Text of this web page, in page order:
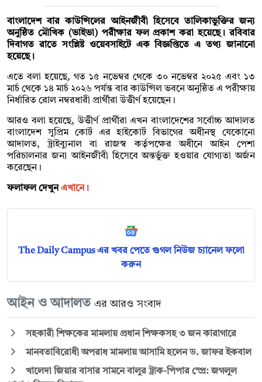
বাংলাদেশ বার কাউন্সিলের আইনজীবী হিসেবে তালিকাভুক্তির জন্য
অনুষ্ঠিত মৌখিক (ভাইভা) পরীক্ষার ফল প্রকাশ করা হয়েছে। রবিবার
দিবাগত রাতে সংশ্লিষ্ট ওয়েবসাইটে এক বিজ্ঞপ্তিতে এ তথ্য জানানো
হয়েছে।
এতে বলা হয়েছে, গত ১৫ নভেম্বর থেকে ৩০ নভেম্বর ২০২৫ এবং ১৩
মার্চ থেকে ১৪ মার্চ ২০২৬ পর্যন্ত বার কাউন্সিল ভবনে অনুষ্ঠিত এ পরীক্ষায়
নির্ধারিত রোল নম্বরধারী প্রার্থীরা উত্তীর্ণ হয়েছেন।
আরও বলা হয়েছে, উত্তীর্ণ প্রার্থীরা এখন বাংলাদেশের সর্বোচ্চ আদালত
বাংলাদেশ সুপ্রিম কোর্ট এর হাইকোর্ট বিভাগের অধীনস্থ যেকোনো
আদালত, ট্রাইব্যুনাল বা রাজস্ব কর্তৃপক্ষের অধীনে আইন পেশা
পরিচালনার জন্য আইনজীবী হিসেবে অন্তর্ভুক্ত হওয়ার যোগ্যতা অর্জন
করেছেন।
ফলাফল দেখুনএখানে।
The Daily Campus এর খবর পেতে গুগল নিউজ চ্যানেল ফলো
করুন
আইন ও আদালত এর আরও সংবাদ
সহকারী শিক্ষকের মামলায় প্রধান শিক্ষকসহ ৩ জন কারাগারে
মানবতাবিরোধী অপরাধ মামলায় আসামি হলেন ড. জাফর ইকবাল
খালেদা জিয়ার বাসার সামনে বালুর ট্রাক-পিপার স্প্রে: জগলুল